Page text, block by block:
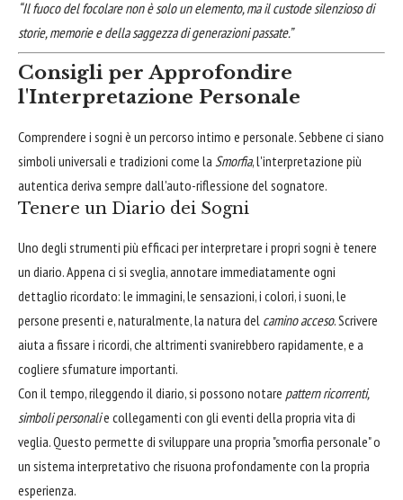
“Il fuoco del focolare non è solo un elemento, ma il custode silenzioso di
storie, memorie e della saggezza di generazioni passate.”
Consigli per Approfondire
l'Interpretazione Personale
Comprendere i sogni è un percorso intimo e personale. Sebbene ci siano
simboli universali e tradizioni come la Smorfia, l'interpretazione più
autentica deriva sempre dall'auto-riflessione del sognatore.
Tenere un Diario dei Sogni
Uno degli strumenti più efficaci per interpretare i propri sogni è tenere
un diario. Appena ci si sveglia, annotare immediatamente ogni
dettaglio ricordato: le immagini, le sensazioni, i colori, i suoni, le
persone presenti e, naturalmente, la natura del camino acceso. Scrivere
aiuta a fissare i ricordi, che altrimenti svanirebbero rapidamente, e a
cogliere sfumature importanti.
Con il tempo, rileggendo il diario, si possono notare pattern ricorrenti,
simboli personalie collegamenti con gli eventi della propria vita di
veglia. Questo permette di sviluppare una propria "smorfia personale" o
un sistema interpretativo che risuona profondamente con la propria
esperienza.